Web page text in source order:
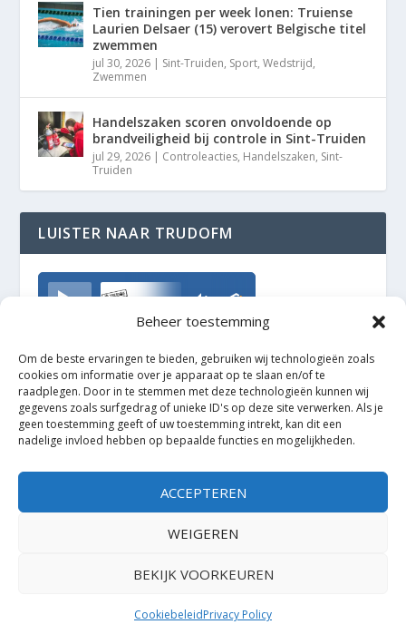
Beheer toestemming
Om de beste ervaringen te bieden, gebruiken wij technologieën zoals
cookies om informatie over je apparaat op te slaan en/of te
raadplegen. Door in te stemmen met deze technologieën kunnen wij
gegevens zoals surfgedrag of unieke ID's op deze site verwerken. Als je
geen toestemming geeft of uw toestemming intrekt, kan dit een
nadelige invloed hebben op bepaalde functies en mogelijkheden.
ACCEPTEREN
WEIGEREN
BEKIJK VOORKEUREN
CookiebeleidPrivacy Policy
Tien trainingen per week lonen: Truiense
Laurien Delsaer (15) verovert Belgische titel
zwemmen
jul 30, 2026 | Sint-Truiden, Sport,Wedstrijd,
Zwemmen
Handelszaken scoren onvoldoende op
brandveiligheid bij controle in Sint-Truiden
jul 29, 2026 | Controleacties, Handelszaken, Sint-
Truiden
LUISTER NAAR TRUDOFM
TrudoFM
Elegant Themes| Mogelijk gemaakt door